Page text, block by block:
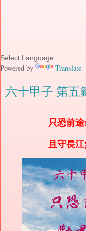
Powered by Translate
六十甲子 第五
只恐前
且守長